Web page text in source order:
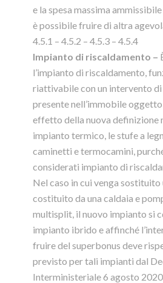
e la spesa massima
è possibile fruire di altra
4.5.1 – 4.5.2 – 4.5.3 – 4.5.4
Impianto di riscaldamento –
l’impianto di riscaldamento,
riattivabile con un intervento di
presente nell’immobile
effetto della nuova definizione
impianto termico, le stufe a
caminetti e termocamini,
considerati impianto di
Nel caso in cui venga sostituito
costituito da una caldaia e
multisplit, il nuovo impianto si
impianto ibrido e affinché
fruire del superbonus deve
previsto per tali impianti dal
Interministeriale 6 agosto 2020.